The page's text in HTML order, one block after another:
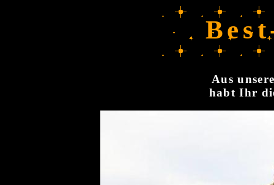
Aus
habt Ihr